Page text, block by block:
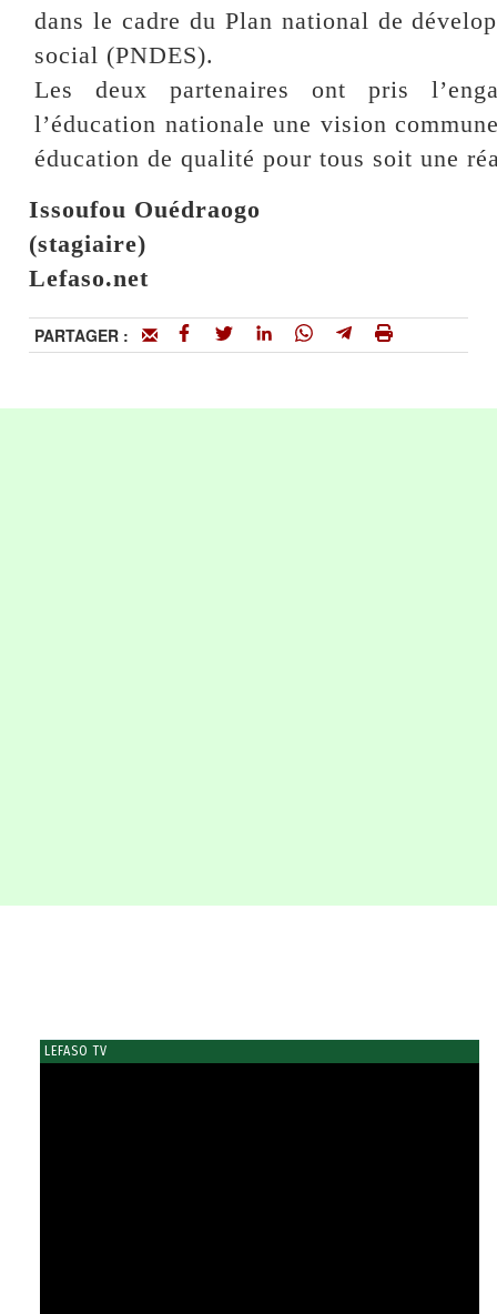
dans le cadre du Plan national de
social (PNDES).
Les deux partenaires ont pris
l’éducation nationale une vision
éducation de qualité pour tous soit une
Issoufou Ouédraogo
(stagiaire)
Lefaso.net
PARTAGER :
LEFASO TV